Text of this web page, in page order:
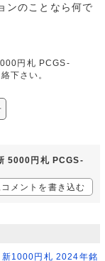
ンのことなら何で
円札 PCGS-
下さい。
5000円札 PCGS-
メントを書き込む
新1000円札 2024年銘